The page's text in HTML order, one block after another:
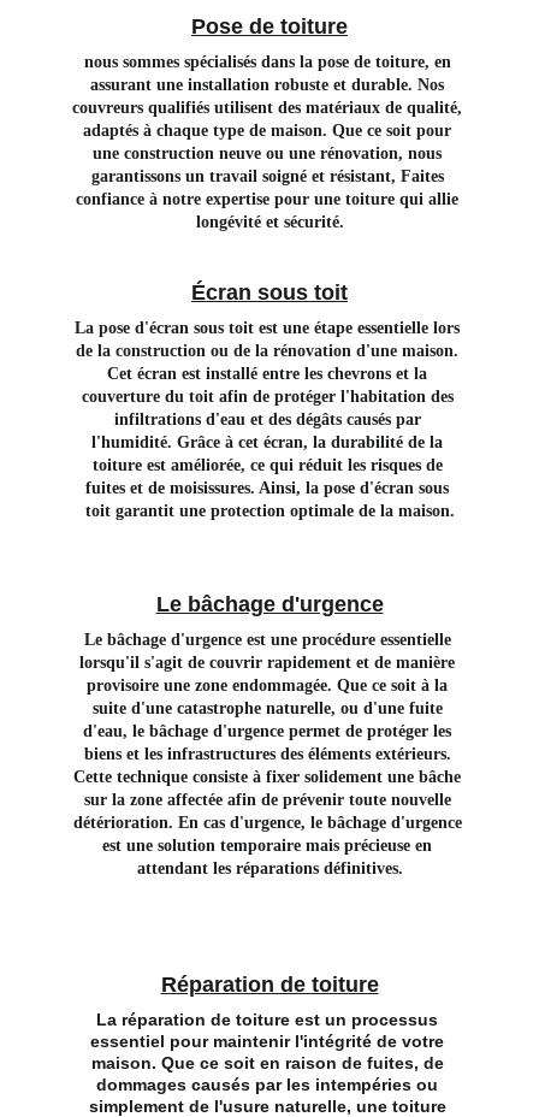
Pose de toiture
nous sommes spécialisés dans la pose de toiture, en
assurant une installation robuste et durable. Nos
couvreurs qualifiés utilisent des matériaux de qualité,
adaptés à chaque type de maison. Que ce soit pour
une construction neuve ou une rénovation, nous
garantissons un travail soigné et résistant, Faites
confiance à notre expertise pour une toiture qui allie
longévité et sécurité.
Écran sous toit
La pose d'écran sous toit est une étape essentielle lors
de la construction ou de la rénovation d'une maison.
Cet écran est installé entre les chevrons et la
couverture du toit afin de protéger l'habitation des
infiltrations d'eau et des dégâts causés par
l'humidité. Grâce à cet écran, la durabilité de la
toiture est améliorée, ce qui réduit les risques de
fuites et de moisissures. Ainsi, la pose d'écran sous
toit garantit une protection optimale de la maison.
Le bâchage d'urgence
Le bâchage d'urgence est une procédure essentielle
lorsqu'il s'agit de couvrir rapidement et de manière
provisoire une zone endommagée. Que ce soit à la
suite d'une catastrophe naturelle, ou d'une fuite
d'eau, le bâchage d'urgence permet de protéger les
biens et les infrastructures des éléments extérieurs.
Cette technique consiste à fixer solidement une bâche
sur la zone affectée afin de prévenir toute nouvelle
détérioration. En cas d'urgence, le bâchage d'urgence
est une solution temporaire mais précieuse en
attendant les réparations définitives.
Réparation de toiture
La réparation de toiture est un processus
essentiel pour maintenir l'intégrité de votre
maison. Que ce soit en raison de fuites, de
dommages causés par les intempéries ou
simplement de l'usure naturelle, une toiture